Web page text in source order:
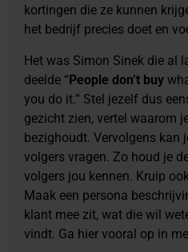
kortingen die ze kunnen
het bedrijf precies doet en
Het was Simon Sinek die al
deelde “People don’t buy
you do it.” Stel jezelf dus
gezicht zien, vertel waarom
bezighoudt. Vervolgens kan
volgers vragen. Zo houd je
volgers jou kennen. Kruip
Maak een persona
klant mee zit, wat die wil
vindt. Ga hier vooral op in